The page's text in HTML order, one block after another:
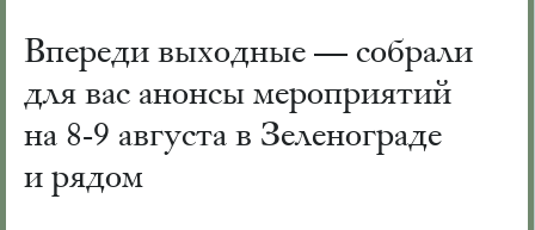
Впереди выходные — собрали
для вас анонсы мероприятий
на 8-9 августа в Зеленограде
и рядом